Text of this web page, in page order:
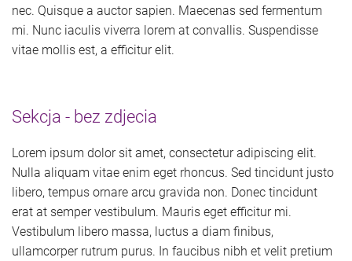
nec. Quisque a auctor sapien. Maecenas sed fermentum
mi. Nunc iaculis viverra lorem at convallis. Suspendisse
vitae mollis est, a efficitur elit.
Sekcja - bez zdjecia
Lorem ipsum dolor sit amet, consectetur adipiscing elit.
Nulla aliquam vitae enim eget rhoncus. Sed tincidunt justo
libero, tempus ornare arcu gravida non. Donec tincidunt
erat at semper vestibulum. Mauris eget efficitur mi.
Vestibulum libero massa, luctus a diam finibus,
ullamcorper rutrum purus. In faucibus nibh et velit pretium